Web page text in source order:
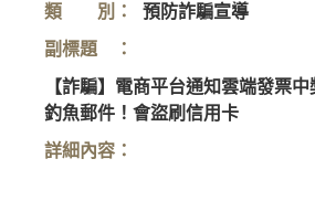
類 別：
預防詐騙宣導
副標題 ：
【詐騙】電商平台通知雲端發票
釣魚郵件！會盜刷信用卡
詳細內容：